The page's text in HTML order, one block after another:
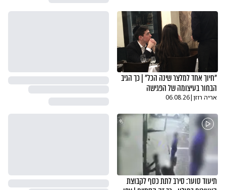
"חיוך אחד למלצר שינה הכל" | כך הגיב
הבחור בעיצומה של הפגישה
אריה רוזן|
06.08.26
תיעוד סוער: סירב לתת כסף לקבוצת